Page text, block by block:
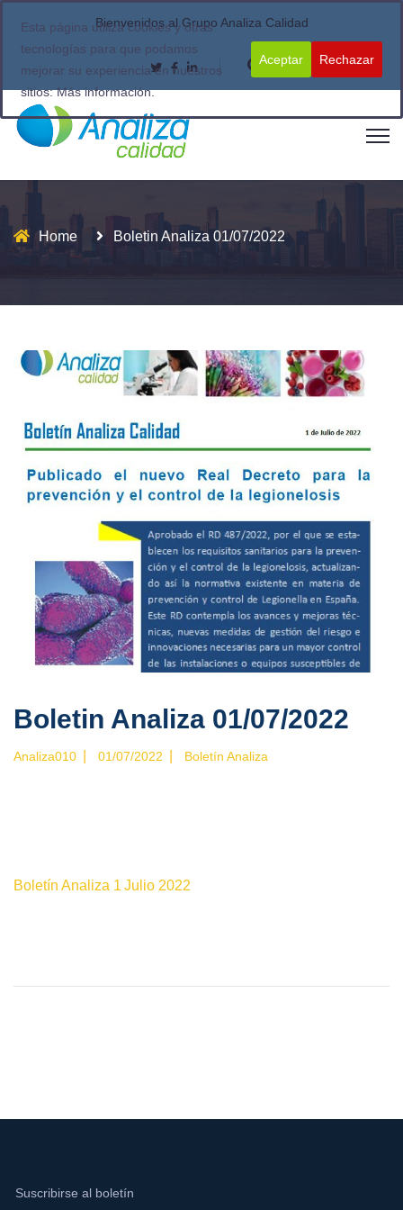
Bienvenidos al Grupo Analiza Calidad
Home Boletin Analiza 01/07/2022
Boletin Analiza 01/07/2022
Analiza010 01/07/2022 Boletín Analiza
Boletín Analiza 1 Julio 2022
Suscribirse al boletín
Esta página utiliza cookies y otras
tecnologías para que podamos
mejorar su experiencia en nuestros
sitios:Más información.
Aceptar Rechazar